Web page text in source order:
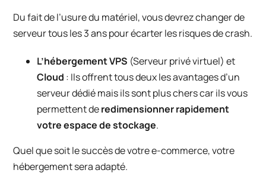
Du fait de l’usure du matériel, vous devrez changer de
serveur tous les 3 ans pour écarter les risques de crash.
L’hébergement VPS (Serveur privé virtuel) et
Cloud : Ils offrent tous deux les avantages d’un
serveur dédié mais ils sont plus chers car ils vous
permettent deredimensionner rapidement
votre espace de stockage.
Quel que soit le succès de votre e-commerce, votre
hébergement sera adapté.